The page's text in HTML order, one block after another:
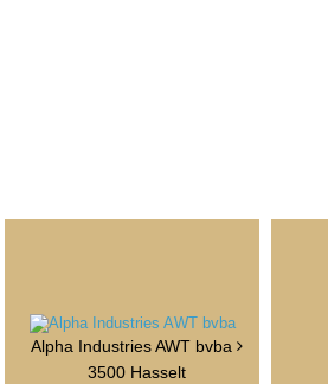
Alpha Industries AWT bvba
3500 Hasselt